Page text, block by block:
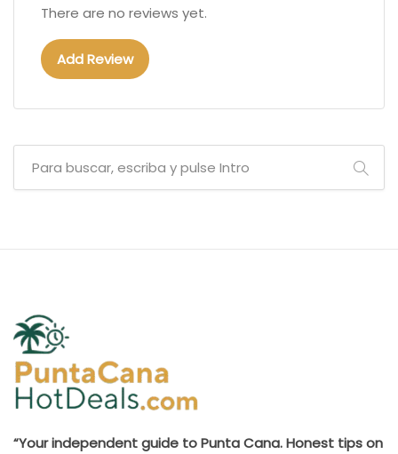
There are no reviews yet.
Add Review
“Your independent guide to Punta Cana. Honest tips on